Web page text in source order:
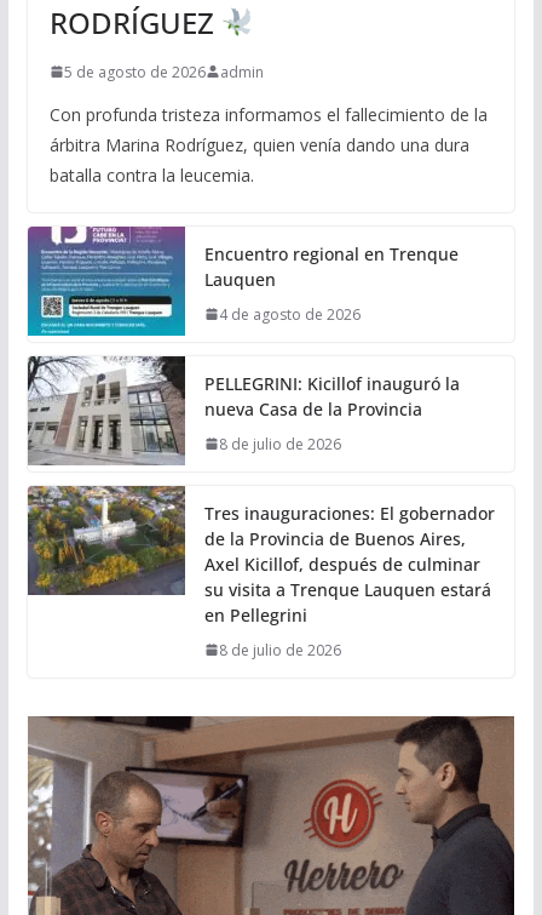
RODRÍGUEZ
5 de agosto de 2026 admin
Con profunda tristeza informamos el fallecimiento de la
árbitra Marina Rodríguez, quien venía dando una dura
batalla contra la leucemia.
Encuentro regional en Trenque
Lauquen
4 de agosto de 2026
PELLEGRINI: Kicillof inauguró la
nueva Casa de la Provincia
8 de julio de 2026
Tres inauguraciones: El gobernador
de la Provincia de Buenos Aires,
Axel Kicillof, después de culminar
su visita a Trenque Lauquen estará
en Pellegrini
8 de julio de 2026